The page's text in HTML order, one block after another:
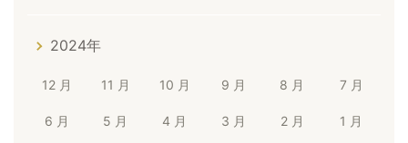
2024年
12 月 11 月 10 月 9 月 8 月 7 月
6 月 5 月 4 月 3 月 2 月 1 月